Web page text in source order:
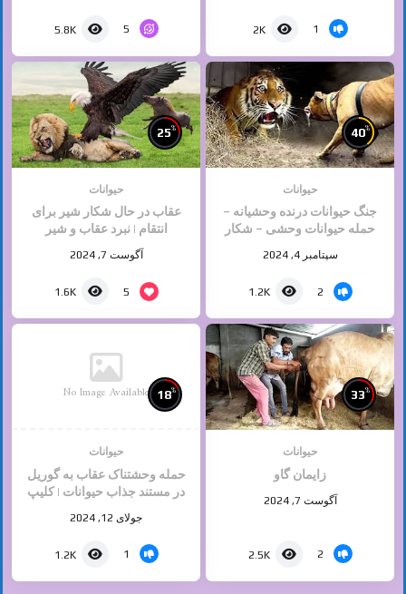
1
2K
5
5.8K
40%
حیوانات
جنگ حیوانات درنده وحشیانه –
حمله حیوانات وحشی – شکار
سپتامبر 4, 2024
2
1.2K
25%
حیوانات
عقاب در حال شکار شیر برای
انتقام | نبرد عقاب و شیر‎
آگوست 7, 2024
5
1.6K
33%
حیوانات
زایمان گاو
آگوست 7, 2024
2
2.5K
No Image Available 18%
حیوانات
حمله وحشتناک عقاب به گوریل
در مستند جذاب حیوانات | کلیپ
جولای 12, 2024
1
1.2K